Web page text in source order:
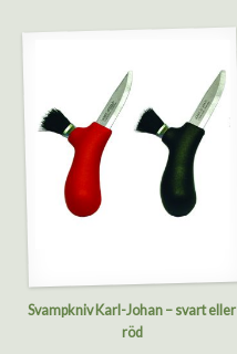
Svampkniv Karl-Johan – svart eller
röd